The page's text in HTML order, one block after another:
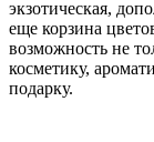
экзотическая,
еще корзина
возможность не
косметику,
подарку.